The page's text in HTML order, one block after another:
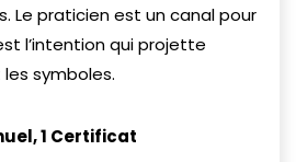
Le praticien est un canal pour
l’intention qui projette
les symboles.
1 Certificat